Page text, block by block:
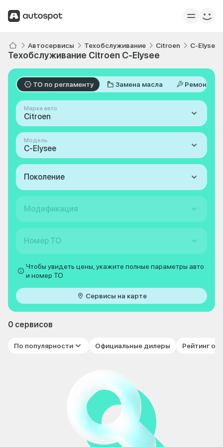
Автосервисы Техобслуживание Citroen C-Elysee
Техобслуживание Citroen C-Elysee
ТО по регламенту Замена масла Ремонт
Марка авто
Citroen
Модель
C-Elysee
Поколение
Модификация
Номер ТО
Чтобы увидеть цены, укажите полные параметры авто
и номер ТО
Сервисы на карте
0 сервисов
По популярности Официальные дилеры Рейтинг